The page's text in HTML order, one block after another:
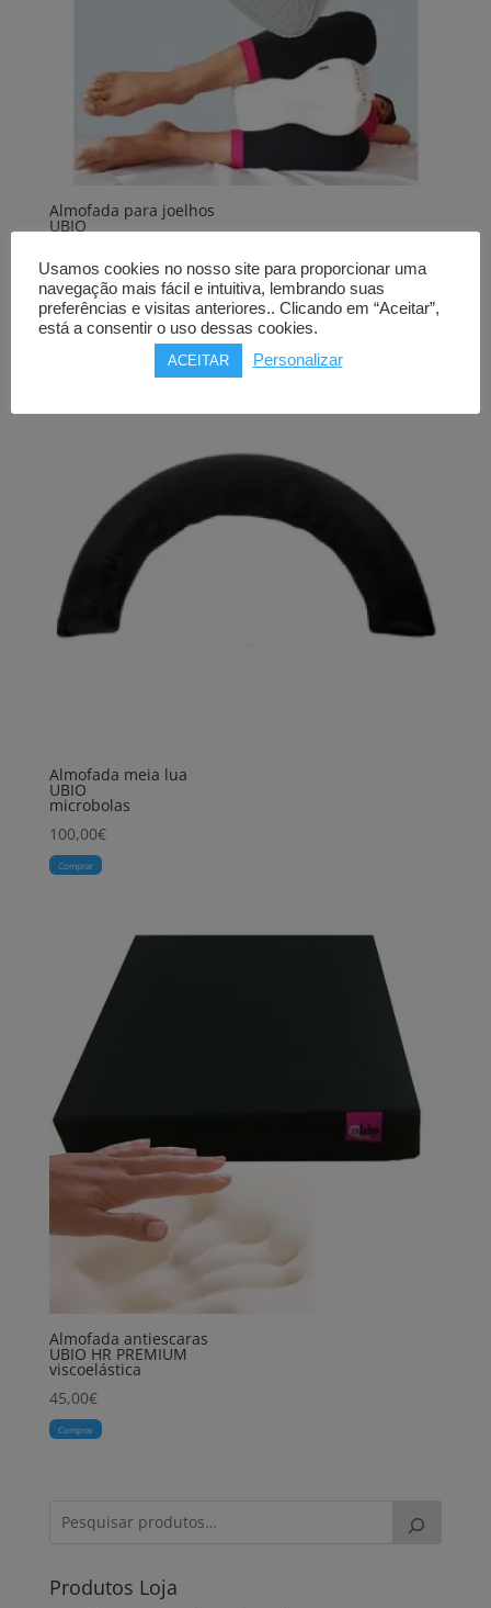
Almofada para joelhos
UBIO
42,00€
Comprar
Almofada meia lua
UBIO
microbolas
100,00€
Comprar
Almofada antiescaras
UBIO HR PREMIUM
viscoelástica
45,00€
Comprar
Produtos Loja
Usamos cookies no nosso site para proporcionar uma
navegação mais fácil e intuitiva, lembrando suas
preferências e visitas anteriores.. Clicando em “Aceitar”,
está a consentir o uso dessas cookies.
ACEITAR Personalizar